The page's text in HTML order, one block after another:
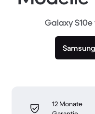
Galaxy S10e
12 Monate